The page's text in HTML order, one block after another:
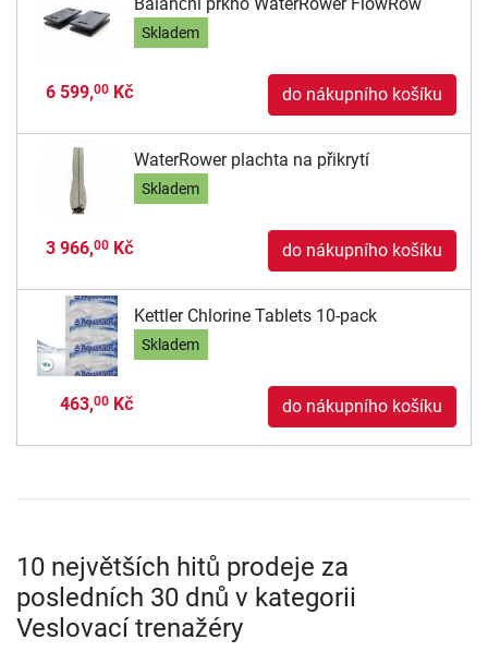
Skladem
6 599,00Kč do nákupního košíku
WaterRower plachta na přikrytí
Skladem
3 966,00Kč do nákupního košíku
Kettler Chlorine Tablets 10-pack
Skladem
463,00Kč do nákupního košíku
10 největších hitů prodeje za
posledních 30 dnů v kategorii
Veslovací trenažéry